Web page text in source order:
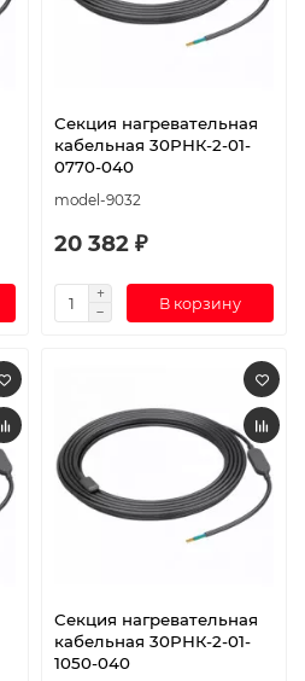
Секция нагревательная
кабельная 30РНК-2-01-
0770-040
model-9032
20 382 ₽
В корзину
Секция нагревательная
кабельная 30РНК-2-01-
1050-040